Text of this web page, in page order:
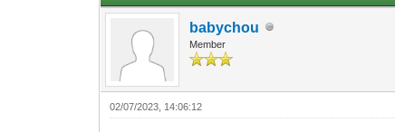
babychou
Member
02/07/2023, 14:06:12